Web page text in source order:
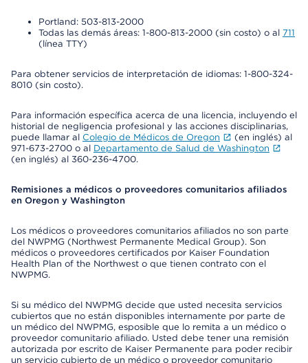
Portland: 503-813-2000
Todas las demás áreas: 1-800-813-2000 (sin costo) o al 711
(línea TTY)
Para obtener servicios de interpretación de idiomas: 1-800-324-
8010 (sin costo).
Para información específica acerca de una licencia, incluyendo el
historial de negligencia profesional y las acciones disciplinarias,
puede llamar al Colegio de Médicos de Oregon
(en inglés) al
971-673-2700 o al Departamento de Salud de Washington
(en inglés) al 360-236-4700.
Remisiones a médicos o proveedores comunitarios afiliados
en Oregon y Washington
Los médicos o proveedores comunitarios afiliados no son parte
del NWPMG (Northwest Permanente Medical Group). Son
médicos o proveedores certificados por Kaiser Foundation
Health Plan of the Northwest o que tienen contrato con el
NWPMG.
Si su médico del NWPMG decide que usted necesita servicios
cubiertos que no están disponibles internamente por parte de
un médico del NWPMG, esposible que lo remita a un médico o
proveedor comunitario afiliado. Usted debe tener una remisión
autorizada por escrito de Kaiser Permanente para poder recibir
un servicio cubierto de un médico o proveedor comunitario